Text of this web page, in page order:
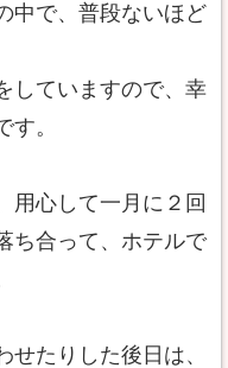
中で、普段ないほど
していますので、幸
。
用心して一月に２回
ち合って、ホテルで
たりした後日は、